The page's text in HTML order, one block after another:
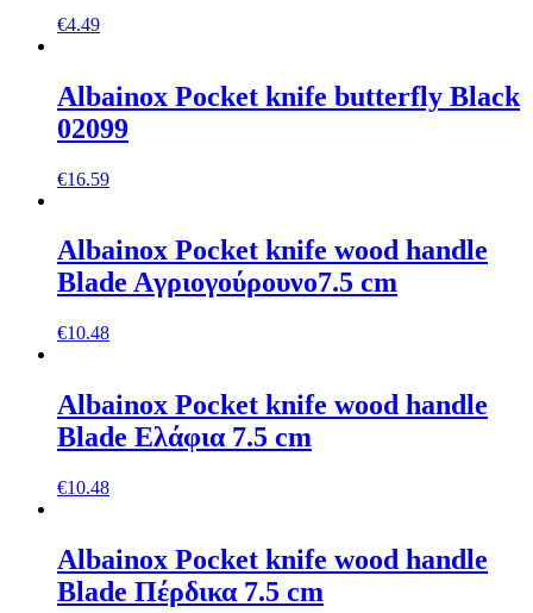
€4.49
Albainox Pocket knife butterfly Black
02099
€16.59
Albainox Pocket knife wood handle
Blade Aγριογούρουνο7.5 cm
€10.48
Albainox Pocket knife wood handle
Blade Ελάφια 7.5 cm
€10.48
Albainox Pocket knife wood handle
Blade Πέρδικα 7.5 cm